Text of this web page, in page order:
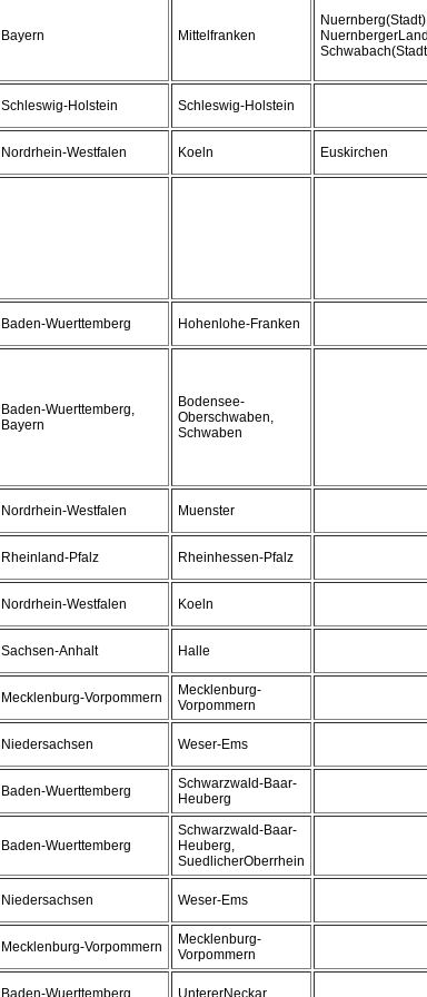
Bayern Mittelfranken
Schleswig-Holstein Schleswig-Holstein
Nordrhein-Westfalen Koeln Euskirchen
Baden-Wuerttemberg Hohenlohe-Franken
Baden-Wuerttemberg,
Bayern
Bodensee-
Oberschwaben,
Schwaben
Nordrhein-Westfalen Muenster
Rheinland-Pfalz Rheinhessen-Pfalz
Nordrhein-Westfalen Koeln
Sachsen-Anhalt Halle
Mecklenburg-Vorpommern
Mecklenburg-
Vorpommern
Niedersachsen Weser-Ems
Baden-Wuerttemberg
Schwarzwald-Baar-
Heuberg
Baden-Wuerttemberg
Schwarzwald-Baar-
Heuberg,
SuedlicherOberrhein
Niedersachsen Weser-Ems
Mecklenburg-Vorpommern
Mecklenburg-
Vorpommern
Baden-Wuerttemberg UntererNeckar